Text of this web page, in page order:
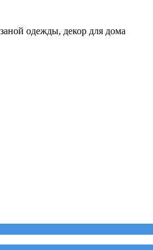
одежды, декор для дома